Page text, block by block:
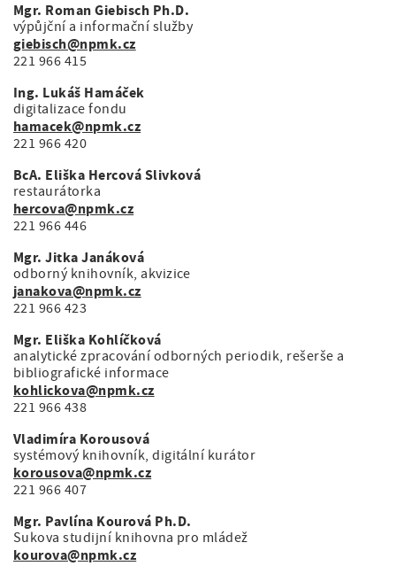
Mgr. Roman Giebisch Ph.D.
výpůjční a informační služby
giebisch@npmk.cz
221 966 415
Ing. Lukáš Hamáček
digitalizace fondu
hamacek@npmk.cz
221 966 420
BcA. Eliška Hercová Slivková
restaurátorka
hercova@npmk.cz
221 966 446
Mgr. Jitka Janáková
odborný knihovník, akvizice
janakova@npmk.cz
221 966 423
Mgr. Eliška Kohlíčková
analytické zpracování odborných periodik, rešerše a
bibliografické informace
kohlickova@npmk.cz
221 966 438
Vladimíra Korousová
systémový knihovník, digitální kurátor
korousova@npmk.cz
221 966 407
Mgr. Pavlína Kourová Ph.D.
Sukova studijní knihovna pro mládež
kourova@npmk.cz